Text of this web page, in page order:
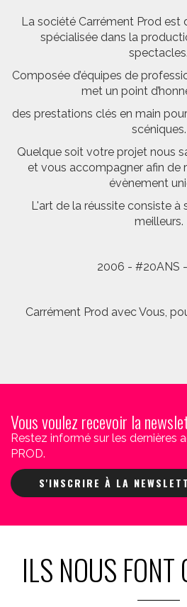
La société Carrément Prod est
spécialisée dans la
spectacles.
Composée d’équipes de
met un point
des prestations clés en main
scéniques.
Quelque soit votre projet nous
et vous accompagner afin de
évènement
L'art de la réussite consiste à
meilleurs.
2006 - #20ANS
Carrément Prod avec Vous,
Vous voulez recevoir la
Restez informé sur les dernières
PROD.
S'INSCRIRE À LA
ILS NOUS FONT